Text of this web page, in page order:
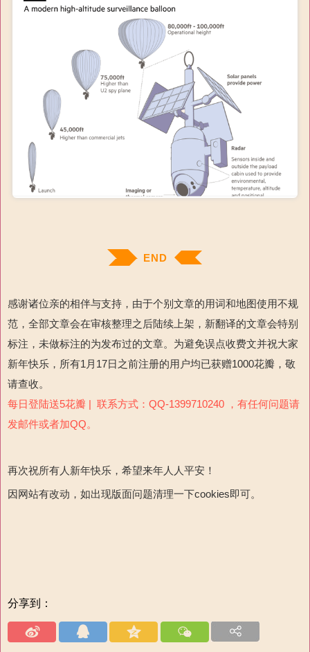
END
感谢诸位亲的相伴与支持，由于个别文章的用词和地图使用不规
范，全部文章会在审核整理之后陆续上架，新翻译的文章会特别
标注，未做标注的为发布过的文章。为避免误点收费文并祝大家
新年快乐，所有1月17日之前注册的用户均已获赠1000花瓣，敬
请查收。
每日登陆送5花瓣 | 联系方式：QQ-1399710240 ，有任何问题请
发邮件或者加QQ。
再次祝所有人新年快乐，希望来年人人平安！
因网站有改动，如出现版面问题清理一下cookies即可。
分享到：